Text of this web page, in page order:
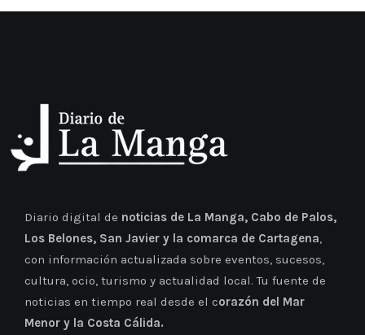
Diario digital de noticias de La Manga, Cabo de Palos,
Los Belones, San Javier y la comarca de Cartagena,
con información actualizada sobre eventos, sucesos,
cultura, ocio, turismo y actualidad local. Tu fuente de
noticias en tiempo real desde el corazón del Mar
Menor y la Costa Cálida.